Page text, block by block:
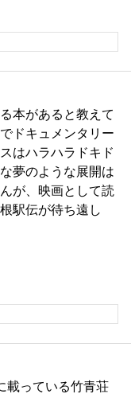
本があると教えて
ドキュメンタリー
はハラハラドキド
夢のような展開は
が、映画として読
駅伝が待ち遠し
載っている竹青荘